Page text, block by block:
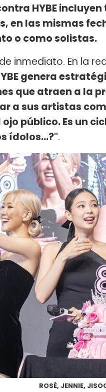
HYBE
en las mismas
o como solistas.
inmediato. En la
genera
que atraen a la
a sus artistas
público. Es un
ídolos...?".
ROSÉ, JENNIE,